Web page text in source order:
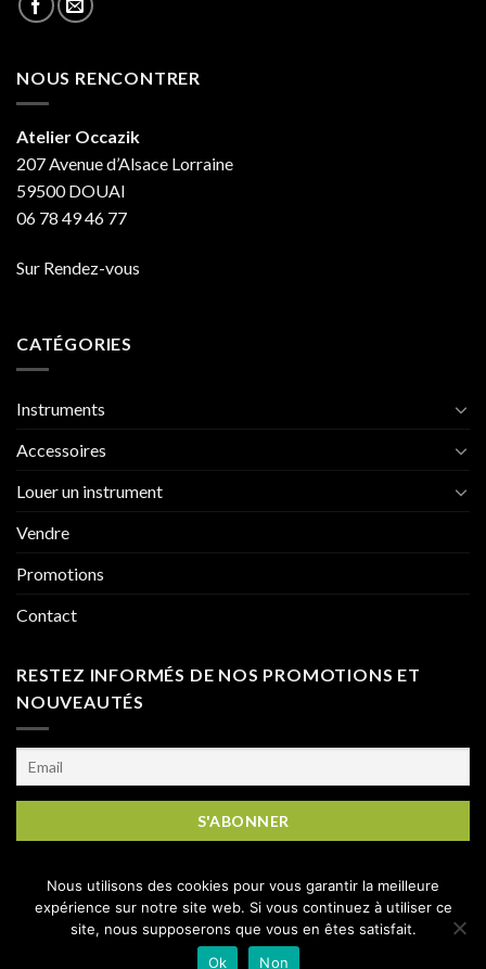
NOUS RENCONTRER
Atelier Occazik
207 Avenue d’Alsace Lorraine
59500 DOUAI
06 78 49 46 77
Sur Rendez-vous
CATÉGORIES
Instruments
Accessoires
Louer un instrument
Vendre
Promotions
Contact
RESTEZ INFORMÉS DE NOS PROMOTIONS ET
NOUVEAUTÉS
Copyright 2026 © Atelier Occazik|Mentions Légales
Nous utilisons des cookies pour vous garantir la meilleure
expérience sur notre site web. Si vous continuez à utiliser ce
site, nous supposerons que vous en êtes satisfait.
Ok
Non